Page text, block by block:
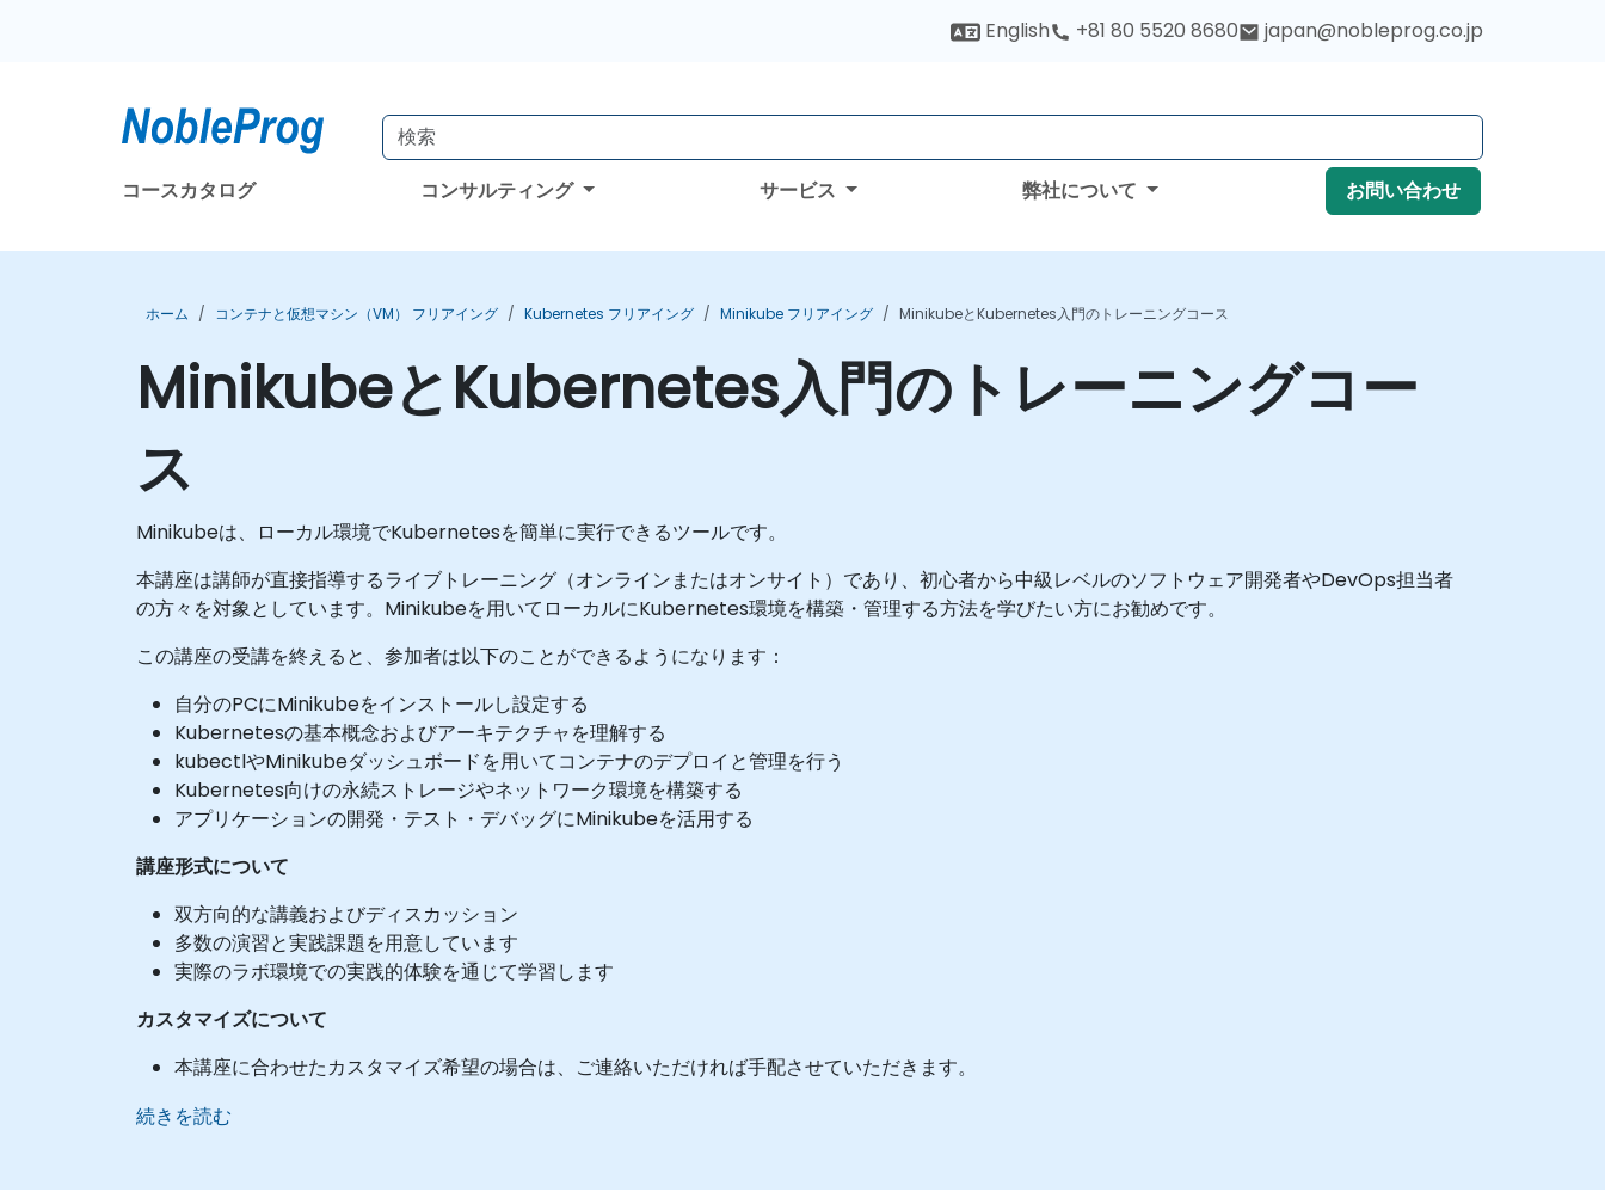
English +81 80 5520 8680 japan@nobleprog.co.jp
コースカタログ コンサルティング サービス 弊社について お問い合わせ
ホーム コンテナと仮想マシン（VM） フリアイング Kubernetes フリアイング Minikube フリアイング MinikubeとKubernetes入門のトレーニングコース
MinikubeとKubernetes入門のトレーニングコー
ス
Minikubeは、ローカル環境でKubernetesを簡単に実行できるツールです。
本講座は講師が直接指導するライブトレーニング（オンラインまたはオンサイト）であり、初心者から中級レベルのソフトウェア開発者やDevOps担当者
の方々を対象としています。Minikubeを用いてローカルにKubernetes環境を構築・管理する方法を学びたい方にお勧めです。
この講座の受講を終えると、参加者は以下のことができるようになります：
自分のPCにMinikubeをインストールし設定する
Kubernetesの基本概念およびアーキテクチャを理解する
kubectlやMinikubeダッシュボードを用いてコンテナのデプロイと管理を行う
Kubernetes向けの永続ストレージやネットワーク環境を構築する
アプリケーションの開発・テスト・デバッグにMinikubeを活用する
講座形式について
双方向的な講義およびディスカッション
多数の演習と実践課題を用意しています
実際のラボ環境での実践的体験を通じて学習します
カスタマイズについて
本講座に合わせたカスタマイズ希望の場合は、ご連絡いただければ手配させていただきます。
続きを読む